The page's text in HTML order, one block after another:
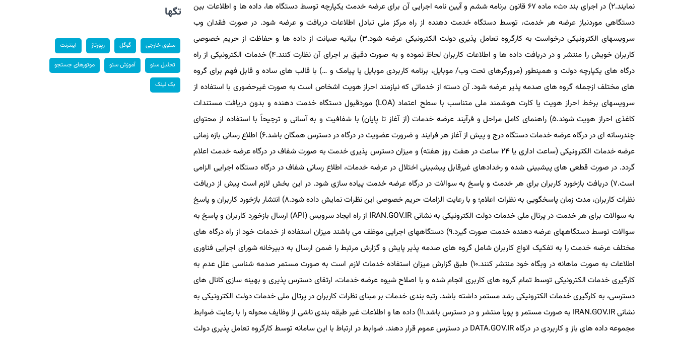
نمایند.۲) در اجرای بند «ث» ماده ۶۷ قانون برنامه ششم و آیین نامه اجرایی آن برای عرضه خدمت یکپارچه توسط دستگاه ها، داده ها و اطلاعات بین
دستگاهی موردنیاز عرضه هر خدمت، توسط دستگاه خدمت دهنده از راه مرکز ملی تبادل اطلاعات دریافت و عرضه شود. در صورت فقدان وب
سرویسهای الکترونیکی درخواست به کارگروه تعامل پذیری دولت الکترونیکی عرضه شود.۳) بیانیه صیانت از داده ها و حفاظت از حریم خصوصی
کاربران خویش را منتشر و در دریافت داده ها و اطلاعات کاربران لحاظ نموده و به صورت دقیق بر اجرای آن نظارت کنند.۴) خدمات الکترونیکی از راه
درگاه های یکپارچه دولت و همینطور (مرورگرهای تحت وب/ موبایل، برنامه کاربردی موبایل یا پیامک و …) با قالب های ساده و قابل فهم برای گروه
های مختلف ازجمله گروه های صدمه پذیر عرضه شود. آن دسته از خدماتی که نیازمند احراز هویت اشخاص است به صورت غیرحضوری با استفاده از
سرویسهای برخط احراز هویت یا کارت هوشمند ملی متناسب با سطح اعتماد (LOA) موردقبول دستگاه خدمت دهنده و بدون دریافت مستندات
کاغذی احراز هویت شوند.۵) راهنمای کامل مراحل و فرآیند عرضه خدمات (از آغاز تا پایان) با شفافیت و به آسانی و ترجیحاً با استفاده از محتوای
چندرسانه ای در درگاه عرضه خدمات دستگاه درج و پیش از آغاز هر فرایند و ضرورت عضویت در درگاه در دسترس همگان باشد.۶) اطلاع رسانی بازه زمانی
عرضه خدمات الکترونیکی (ساعت اداری یا ۲۴ ساعت در هفت روز هفته) و میزان دسترس پذیری خدمت به صورت شفاف در درگاه عرضه خدمت اعلام
گردد. در صورت قطعی های پیشبینی شده و رخدادهای غیرقابل پیشبینی اختلال در عرضه خدمات، اطلاع رسانی شفاف در درگاه دستگاه اجرایی الزامی
است.۷) دریافت بازخورد کاربران برای هر خدمت و پاسخ به سوالات در درگاه عرضه خدمت پیاده سازی شود. در این بخش لازم است پیش از دریافت
نظرات کاربران، مدت زمان پاسخگویی به نظرات اعلام؛ و با رعایت الزامات حریم خصوصی این نظرات نمایش داده شود.۸) انتشار بازخورد کاربران و پاسخ
به سوالات برای هر خدمت در پرتال ملی خدمات دولت الکترونیکی به نشانی IRAN.GOV.IR از راه ایجاد سرویس (API) ارسال بازخورد کاربران و پاسخ به
سوالات توسط دستگاههای عرضه دهنده خدمت صورت گیرد.۹) دستگاههای اجرایی موظف می باشند میزان استفاده از خدمات خود از راه درگاه های
مختلف عرضه خدمت را به تفکیک انواع کاربران شامل گروه های صدمه پذیر پایش و گزارش مرتبط را ضمن ارسال به دبیرخانه شورای اجرایی فناوری
اطلاعات به صورت ماهانه در وبگاه خود منتشر کنند.۱۰) طبق گزارش میزان استفاده خدمات لازم است به صورت مستمر صدمه شناسی علل عدم به
کارگیری خدمات الکترونیکی توسط تمام گروه های کاربری انجام شده و با اصلاح شیوه عرضه خدمات، ارتقای دسترس پذیری و بهینه سازی کانال های
دسترسی، به کارگیری خدمات الکترونیکی رشد مستمر داشته باشد. رتبه بندی خدمات بر مبنای نظرات کاربران در پرتال ملی خدمات دولت الکترونیکی به
نشانی IRAN.GOV.IR به صورت مستمر و پویا منتشر و در دسترس باشد.۱۱) داده ها و اطلاعات غیر طبقه بندی ناشی از وظایف محوله را با رعایت ضوابط
مجموعه داده های باز و کاربردی در درگاه DATA.GOV.IR در دسترس عموم قرار دهند. ضوابط در ارتباط با این سامانه توسط کارگروه تعامل پذیری دولت
تگها
سئوی خارجی گوگل رپورتاژ اینترنت
تحلیل سئو آموزش سئو موتورهای جستجو
بک لینک